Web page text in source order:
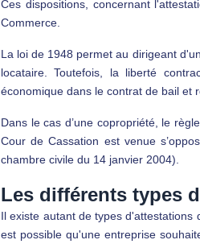
Ces dispositions, concernant
Commerce.
La loi de 1948 permet au dirigeant
locataire. Toutefois, la liberté
économique dans le contrat de bail et
Dans le cas d’une copropriété, le
Cour de Cassation est venue
chambre civile du 14 janvier 2004).
Les différents types
Il existe autant de types
est possible qu'une entreprise